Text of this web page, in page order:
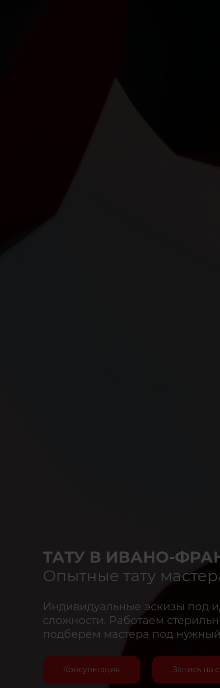
ТАТУ В ИВАНО-
Опытные тату
Индивидуальные эскизы под
сложности. Работаем
подберём мастера под нужный
Консультация Запись на